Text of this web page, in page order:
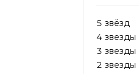
5 звёзд
4 звезды
3 звезды
2 звезды